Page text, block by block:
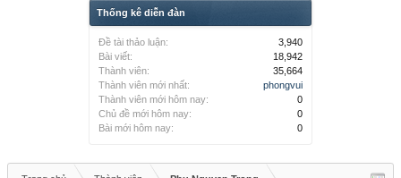
Thống kê diễn đàn
Đề tài thảo luận:
3,940
Bài viết:
18,942
Thành viên:
35,664
Thành viên mới nhất:
phongvui
Thành viên mới hôm nay:
0
Chủ đề mới hôm nay:
0
Bài mới hôm nay:
0